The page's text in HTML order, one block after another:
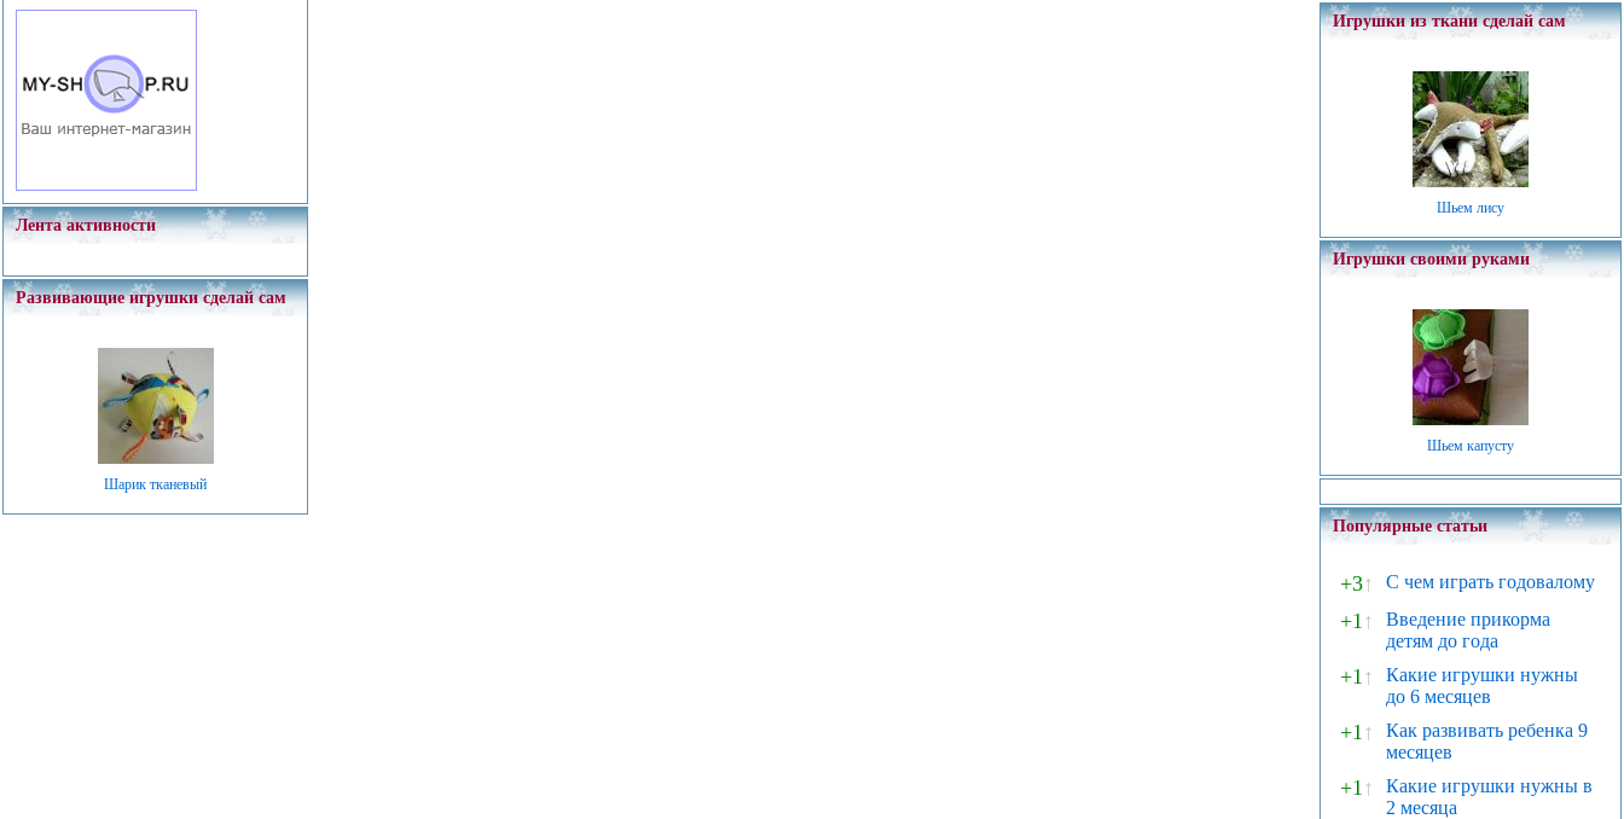
Лента активности
Развивающие игрушки сделай сам
Шарик тканевый
Игрушки из ткани сделай сам
Шьем лису
Игрушки своими руками
Шьем капусту
Популярные статьи
+3↑ С чем играть годовалому
+1↑
Введение прикорма
детям до года
+1↑
Какие игрушки нужны
до 6 месяцев
+1↑
Как развивать ребенка 9
месяцев
+1↑
Какие игрушки нужны в
2 месяца